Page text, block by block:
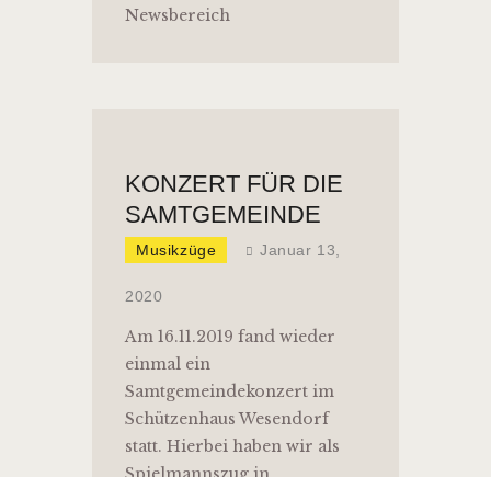
Newsbereich
KONZERT FÜR DIE
SAMTGEMEINDE
Musikzüge Januar 13,
2020
Am 16.11.2019 fand wieder
einmal ein
Samtgemeindekonzert im
Schützenhaus Wesendorf
statt. Hierbei haben wir als